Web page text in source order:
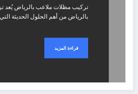
تركيب مظلات ملاعب بالرياض يُعد
بالرياض من أهم الحلول الحديثة
قراءة المزيد